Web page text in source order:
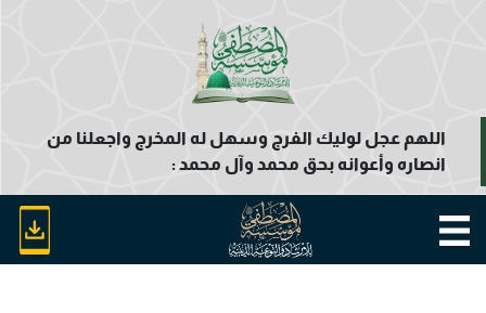
اللهم عجل لوليك الفرج وسهل له المخرج واجعلنا من
انصاره وأعوانه بحق محمد وآل محمد :